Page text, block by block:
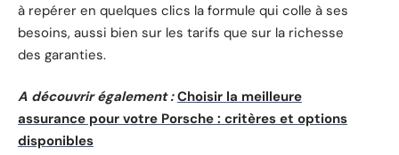
à repérer en quelques clics la formule qui colle à ses
besoins, aussi bien sur les tarifs que sur la richesse
des garanties.
A découvrir également : Choisir la meilleure
assurance pour votre Porsche : critères et options
disponibles